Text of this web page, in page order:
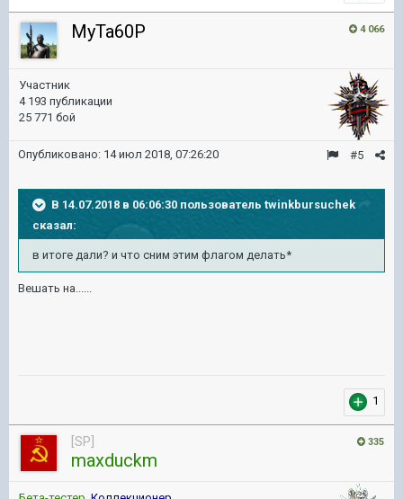
4 066
MyTa60P
Участник
4 193 публикации
25 771 бой
#5
Опубликовано: 14 июл 2018, 07:26:20
В 14.07.2018 в 06:06:30 пользователь twinkbursuchek
сказал:
в итоге дали? и что сним этим флагом делать*
Вешать на......
1
335
[SP]
maxduckm